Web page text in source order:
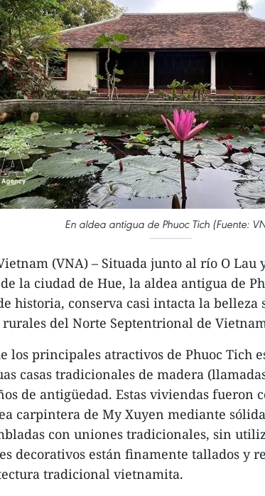
En aldea antigua de Phuoc Tich (Fuente:
(VNA) – Situada junto al río O Lau
la ciudad de Hue, la aldea antigua de
historia, conserva casi intacta la
rurales del Norte Septentrional de
los principales atractivos de Phuoc Tich
casas tradicionales de madera
de antigüedad. Estas viviendas fueron
carpintera de My Xuyen mediante
con uniones tradicionales, sin
decorativos están finamente tallados y
tradicional vietnamita.